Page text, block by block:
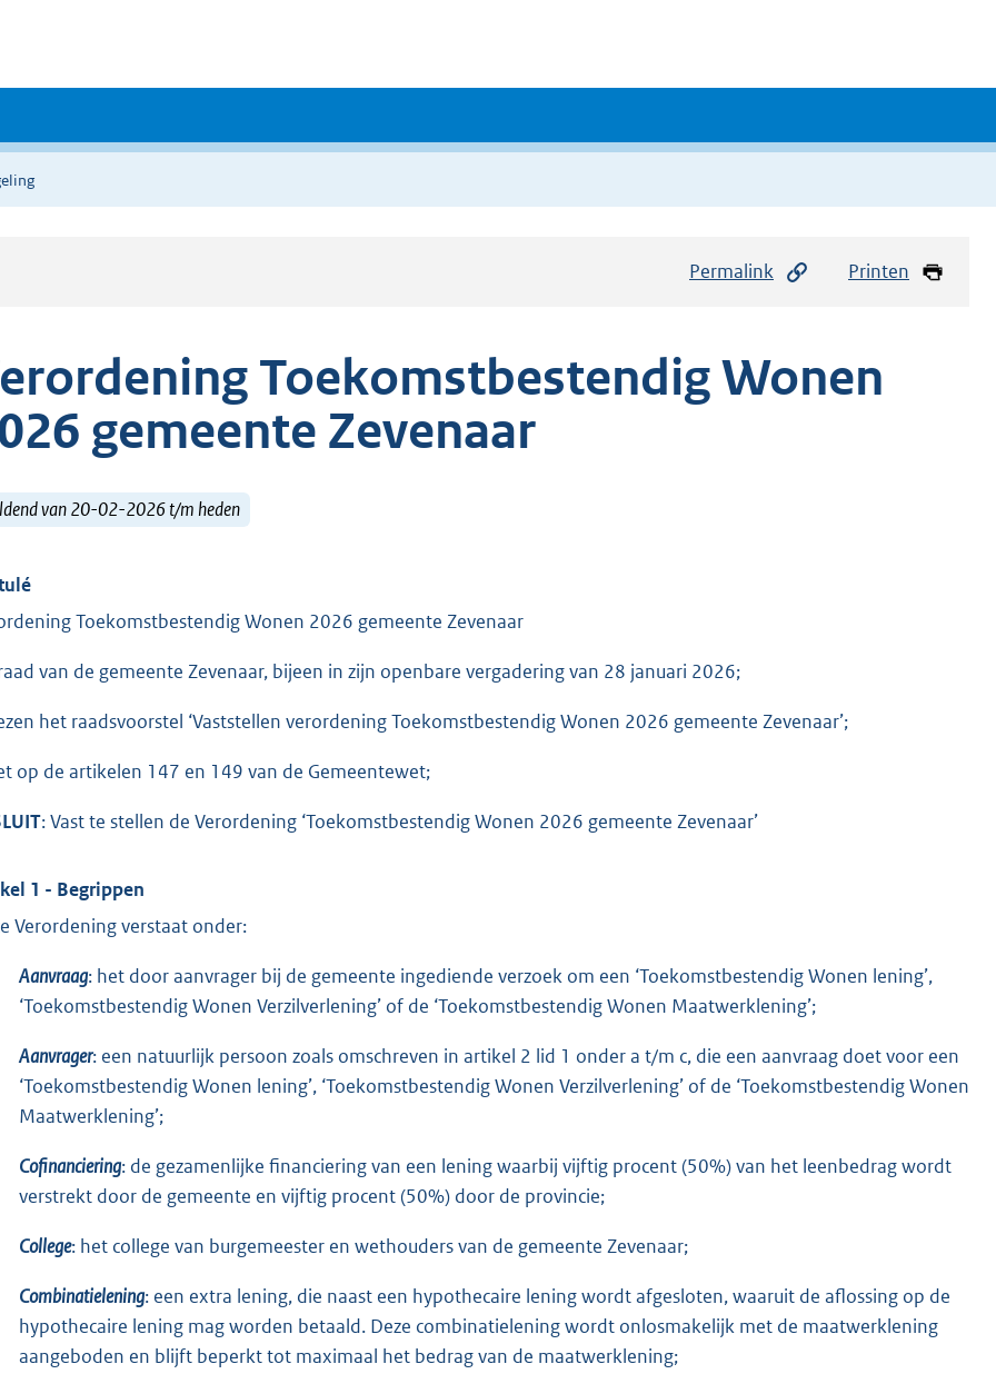
Permalink Printen
Toekomstbestendig Wonen
gemeente Zevenaar
van 20-02-2026 t/m heden
Toekomstbestendig Wonen 2026 gemeente Zevenaar
van de gemeente Zevenaar, bijeen in zijn openbare vergadering van 28 januari 2026;
het raadsvoorstel ‘Vaststellen verordening Toekomstbestendig Wonen 2026 gemeente Zevenaar’;
op de artikelen 147 en 149 van de Gemeentewet;
: Vast te stellen de Verordening ‘Toekomstbestendig Wonen 2026 gemeente Zevenaar’
1 - Begrippen
Verordening verstaat onder:
Aanvraag: het door aanvrager bij de gemeente ingediende verzoek om een ‘Toekomstbestendig Wonen lening’,
‘Toekomstbestendig Wonen Verzilverlening’ of de ‘Toekomstbestendig Wonen Maatwerklening’;
Aanvrager: een natuurlijk persoon zoals omschreven in artikel 2 lid 1 onder a t/m c, die een aanvraag doet voor een
‘Toekomstbestendig Wonen lening’, ‘Toekomstbestendig Wonen Verzilverlening’ of de ‘Toekomstbestendig Wonen
Maatwerklening’;
Cofinanciering: de gezamenlijke financiering van een lening waarbij vijftig procent (50%) van het leenbedrag wordt
verstrekt door de gemeente en vijftig procent (50%) door de provincie;
College: het college van burgemeester en wethouders van de gemeente Zevenaar;
Combinatielening: een extra lening, die naast een hypothecaire lening wordt afgesloten, waaruit de aflossing op de
hypothecaire lening mag worden betaald. Deze combinatielening wordt onlosmakelijk met de maatwerklening
aangeboden en blijft beperkt tot maximaal het bedrag van de maatwerklening;